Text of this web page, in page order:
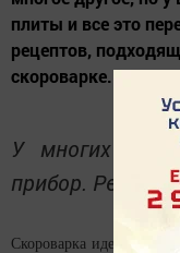
плиты и все это
рецептов,
скороварке....
У многих
прибор. Речь
Скороварка идеальна в